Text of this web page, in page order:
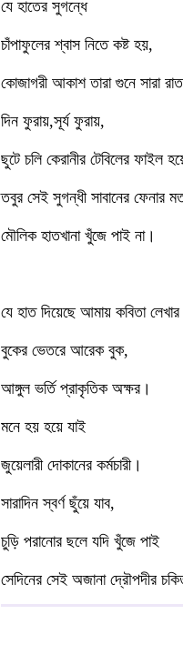
যে হাতের সুগন্ধে
চাঁপাফুলের শ্বাস নিতে কষ্ট হয়,
কোজাগরী আকাশ তারা গুনে সারা
দিন ফুরায়,সূর্য ফুরায়,
ছুটে চলি কেরানীর টেবিলের ফাইল
তবুর সেই সুগন্ধী সাবানের ফেনার
মৌলিক হাতখানা খুঁজে পাই না।
যে হাত দিয়েছে আমায় কবিতা
বুকের ভেতরে আরেক বুক,
আঙ্গুল ভর্তি প্রাকৃতিক অক্ষর।
মনে হয় হয়ে যাই
জুয়েলারী দোকানের কর্মচারী।
সারাদিন স্বর্ণ ছুঁয়ে যাব,
চুড়ি পরানোর ছলে যদি খুঁজে পাই
সেদিনের সেই অজানা দ্রৌপদীর